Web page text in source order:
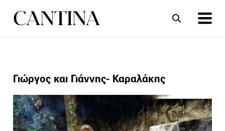
ΣΥΝΤΑΓΕΣ ΑΡΘΡΑ
Γιώργος και Γιάννης- Καραλάκης